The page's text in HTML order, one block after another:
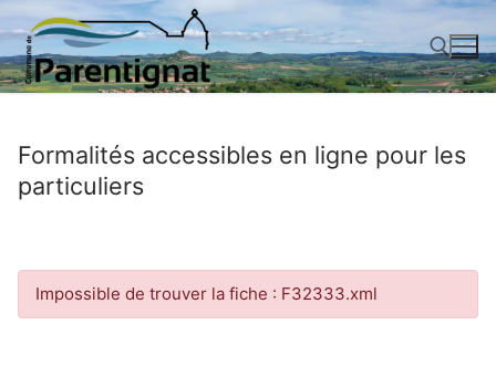
Aller
contenu
Formalités accessibles en ligne pour les
particuliers
Impossible de trouver la fiche : F32333.xml